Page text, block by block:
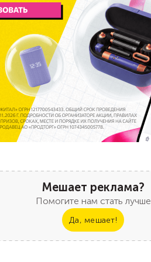
Мешает реклама?
Помогите нам стать лучше
Да, мешает!